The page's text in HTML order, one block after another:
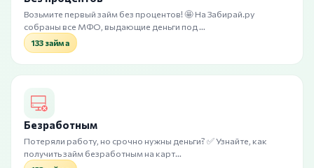
Возьмите первый займ без процентов! 🤩 На Забирай.ру
собраны все МФО, выдающие деньги под …
133 займа
Безработным
Потеряли работу, но срочно нужны деньги? ✅ Узнайте, как
получить займ безработным на карт…